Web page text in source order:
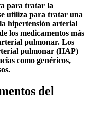
para tratar la
utiliza para tratar una
hipertensión arterial
los medicamentos más
pulmonar. Los
pulmonar (HAP)
como genéricos,
del